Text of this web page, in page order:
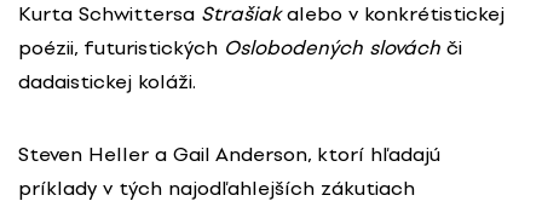
Kurta Schwittersa Strašiakalebo v konkrétistickej
poézii, futuristických Oslobodených slovách či
dadaistickej koláži.
Steven Heller a Gail Anderson, ktorí hľadajú
príklady v tých najodľahlejších zákutiach